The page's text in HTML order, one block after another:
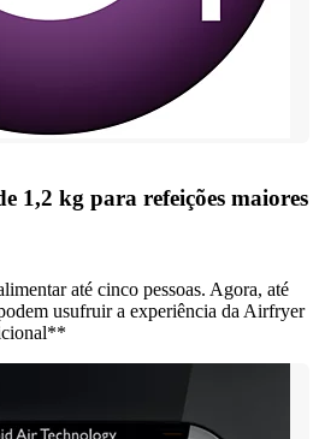
1,2 kg para refeições maiores
até cinco pessoas. Agora, até
usufruir a experiência da Airfryer